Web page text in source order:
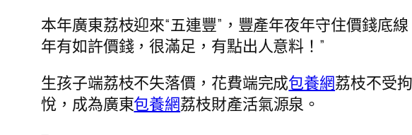
本年廣東荔枝迎來“五連豐”，豐產年夜年守住價錢底
年有如許價錢，很滿足，有點出人意料！”
生孩子端荔枝不失落價，花費端完成包養網荔枝不受
悅，成為廣東包養網荔枝財產活氣源泉。